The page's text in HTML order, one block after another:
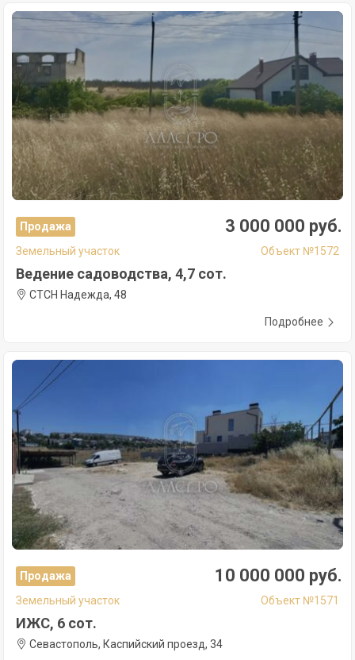
Продажа 3 000 000 руб.
Земельный участок Объект №1572
Ведение садоводства, 4,7 сот.
СТСН Надежда, 48
Подробнее
Продажа 10 000 000 руб.
Земельный участок Объект №1571
ИЖС, 6 сот.
Севастополь, Каспийский проезд, 34